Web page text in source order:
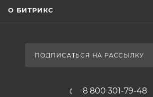
О БИТРИКС
ПОДПИСАТЬСЯ НА РАССЫЛКУ
8 800 301-79-48